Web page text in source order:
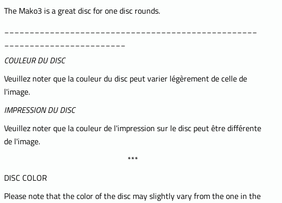
The Mako3 is a great disc for one disc rounds.
COULEUR DU DISC
Veuillez noter que la couleur du disc peut varier légèrement de celle de
l'image.
IMPRESSION DU DISC
Veuillez noter que la couleur de l'impression sur le disc peut être différente
de l'image.
***
DISC COLOR
Please note that the color of the disc may slightly vary from the one in the